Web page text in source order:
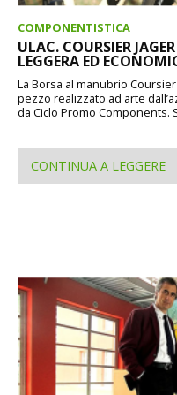
COMPONENTISTICA
ULAC. COURSIER
LEGGERA ED
La Borsa al manubrio
pezzo realizzato ad arte
da Ciclo Promo Components.
CONTINUA A LEGGERE